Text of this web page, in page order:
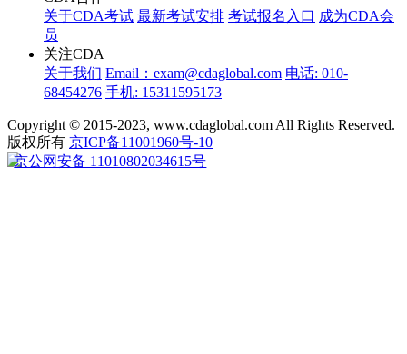
关于CDA考试 最新考试安排 考试报名入口 成为CDA会
员
关注CDA
关于我们 Email：exam@cdaglobal.com 电话: 010-
68454276 手机: 15311595173
Copyright © 2015-2023, www.cdaglobal.com All Rights Reserved.
版权所有 京ICP备11001960号-10
京公网安备 11010802034615号